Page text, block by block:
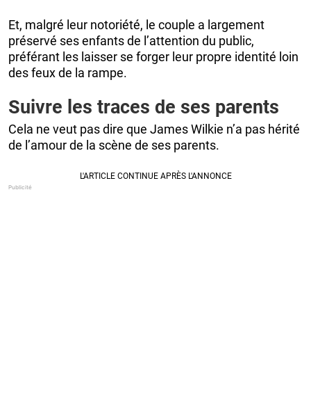
Et, malgré leur notoriété, le couple a largement
préservé ses enfants de l’attention du public,
préférant les laisser se forger leur propre identité loin
des feux de la rampe.
Suivre les traces de ses parents
Cela ne veut pas dire que James Wilkie n’a pas hérité
de l’amour de la scène de ses parents.